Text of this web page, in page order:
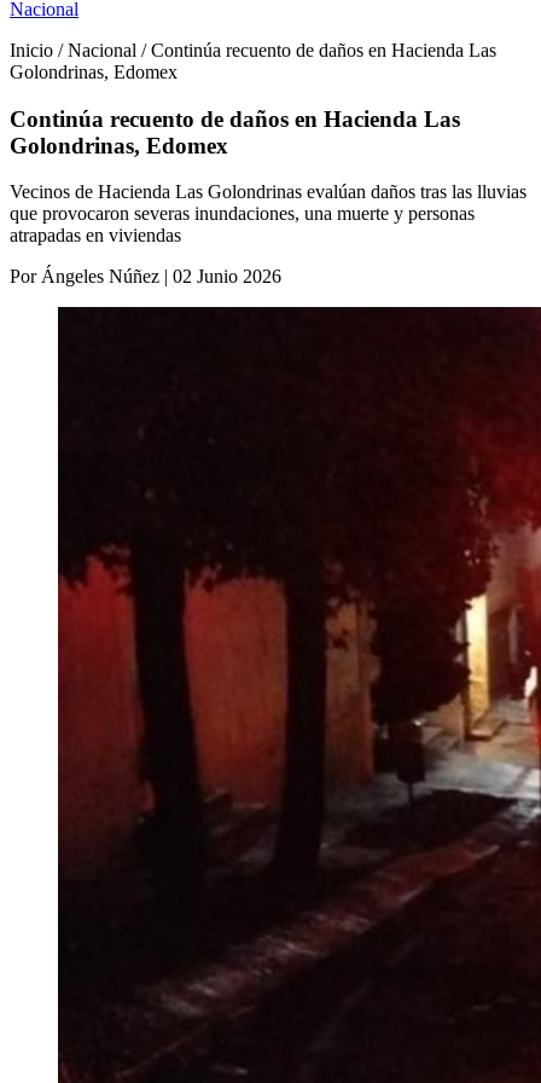
Nacional
Inicio / Nacional / Continúa recuento de daños en Hacienda Las
Golondrinas, Edomex
Continúa recuento de daños en Hacienda Las
Golondrinas, Edomex
Vecinos de Hacienda Las Golondrinas evalúan daños tras las lluvias
que provocaron severas inundaciones, una muerte y personas
atrapadas en viviendas
Por Ángeles Núñez | 02 Junio 2026